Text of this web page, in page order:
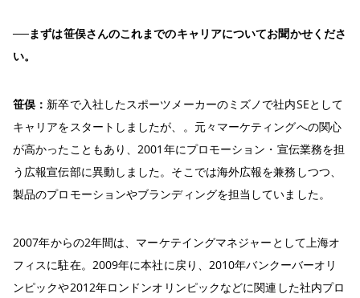
──まずは笹俣さんのこれまでのキャリアについてお聞かせくださ
い。
笹俣： 新卒で入社したスポーツメーカーのミズノで社内SEとして
キャリアをスタートしましたが、。元々マーケティングへの関心
が高かったこともあり、2001年にプロモーション・宣伝業務を担
う広報宣伝部に異動しました。そこでは海外広報を兼務しつつ、
製品のプロモーションやブランディングを担当していました。
2007年からの2年間は、マーケテイングマネジャーとして上海オ
フィスに駐在。2009年に本社に戻り、2010年バンクーバーオリ
ンピックや2012年ロンドンオリンピックなどに関連した社内プロ